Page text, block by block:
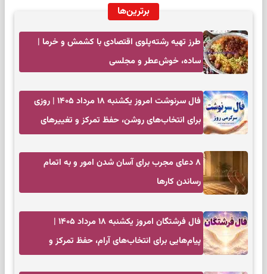
برترین‌ها
طرز تهیه رشته‌پلوی اقتصادی با کشمش و خرما |
ساده، خوش‌عطر و مجلسی
فال سرنوشت امروز یکشنبه ۱۸ مرداد ۱۴۰۵ | روزی
برای انتخاب‌های روشن، حفظ تمرکز و تغییرهای
۸ دعای مجرب برای آسان شدن امور و به اتمام
رساندن کار‌ها
فال فرشتگان امروز یکشنبه ۱۸ مرداد ۱۴۰۵ |
پیام‌هایی برای انتخاب‌های آرام، حفظ تمرکز و